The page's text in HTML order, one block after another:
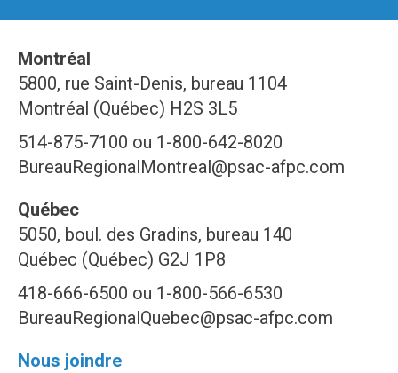
Montréal
5800, rue Saint-Denis, bureau 1104
Montréal (Québec) H2S 3L5
514-875-7100 ou 1-800-642-8020
BureauRegionalMontreal@psac-afpc.com
Québec
5050, boul. des Gradins, bureau 140
Québec (Québec) G2J 1P8
418-666-6500 ou 1-800-566-6530
BureauRegionalQuebec@psac-afpc.com
Nous joindre